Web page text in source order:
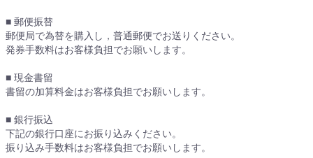
■ 郵便振替
郵便局で為替を購入し，普通郵便でお送りください。
発券手数料はお客様負担でお願いします。
■ 現金書留
書留の加算料金はお客様負担でお願いします。
■ 銀行振込
下記の銀行口座にお振り込みください。
振り込み手数料はお客様負担でお願いします。